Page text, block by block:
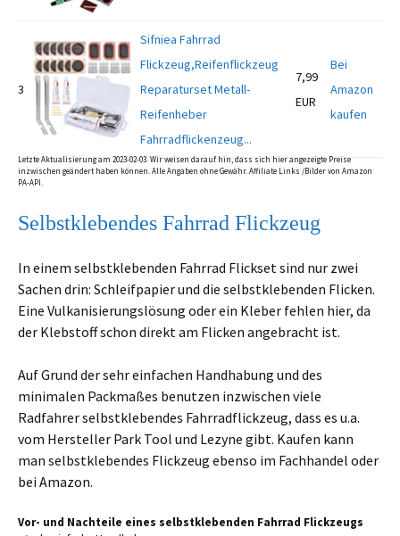
3
Sifniea Fahrrad
Flickzeug,Reifenflickzeug
Reparaturset Metall-
Reifenheber
Fahrradflickenzeug...
7,99
EUR
Bei
Amazon
kaufen
Letzte Aktualisierung am 2023-02-03. Wir weisen darauf hin, dass sich hier angezeigte Preise
inzwischen geändert haben können. Alle Angaben ohne Gewähr. Affiliate Links /Bilder von Amazon
PA-API.
Selbstklebendes Fahrrad Flickzeug
In einem selbstklebenden Fahrrad Flickset sind nur zwei
Sachen drin: Schleifpapier und die selbstklebenden Flicken.
Eine Vulkanisierungslösung oder ein Kleber fehlen hier, da
der Klebstoff schon direkt am Flicken angebracht ist.
Auf Grund der sehr einfachen Handhabung und des
minimalen Packmaßes benutzen inzwischen viele
Radfahrer selbstklebendes Fahrradflickzeug, dass es u.a.
vom Hersteller Park Tool und Lezyne gibt. Kaufen kann
man selbstklebendes Flickzeug ebenso im Fachhandel oder
bei Amazon.
Vor- und Nachteile eines selbstklebenden Fahrrad Flickzeugs